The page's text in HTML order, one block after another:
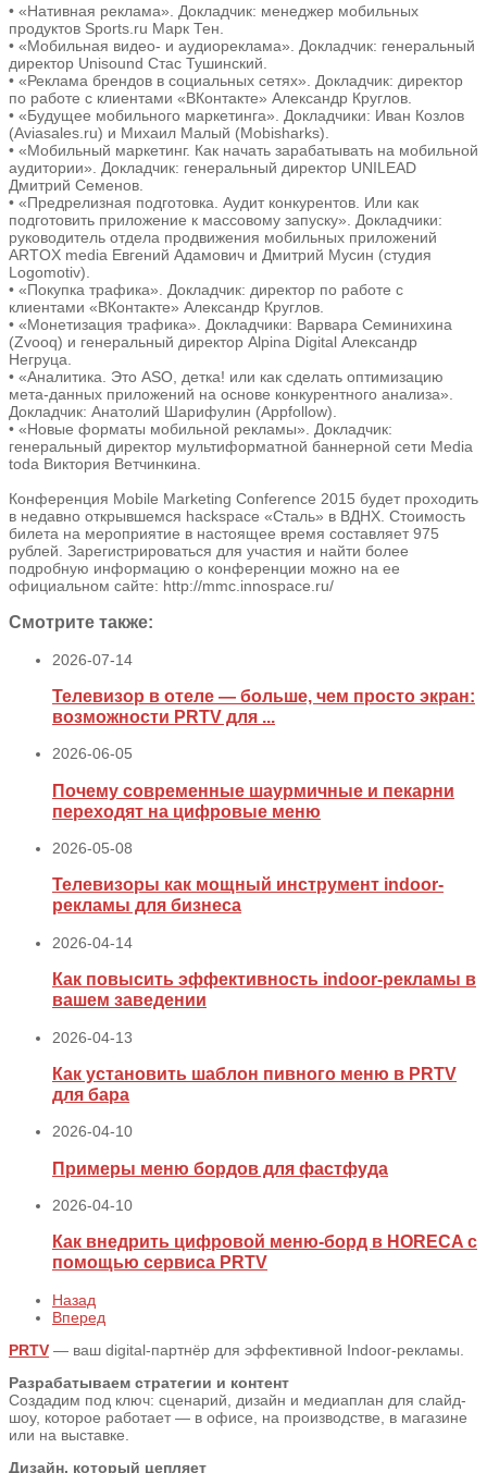
• «Нативная реклама». Докладчик: менеджер мобильных
продуктов Sports.ru Марк Тен.
• «Мобильная видео- и аудиореклама». Докладчик: генеральный
директор Unisound Стас Тушинский.
• «Реклама брендов в социальных сетях». Докладчик: директор
по работе с клиентами «ВКонтакте» Александр Круглов.
• «Будущее мобильного маркетинга». Докладчики: Иван Козлов
(Aviasales.ru) и Михаил Малый (Mobisharks).
• «Мобильный маркетинг. Как начать зарабатывать на мобильной
аудитории». Докладчик: генеральный директор UNILEAD
Дмитрий Семенов.
• «Предрелизная подготовка. Аудит конкурентов. Или как
подготовить приложение к массовому запуску». Докладчики:
руководитель отдела продвижения мобильных приложений
ARTOX media Евгений Адамович и Дмитрий Мусин (студия
Logomotiv).
• «Покупка трафика». Докладчик: директор по работе с
клиентами «ВКонтакте» Александр Круглов.
• «Монетизация трафика». Докладчики: Варвара Семинихина
(Zvooq) и генеральный директор Alpina Digital Александр
Негруца.
• «Аналитика. Это ASO, детка! или как сделать оптимизацию
мета-данных приложений на основе конкурентного анализа».
Докладчик: Анатолий Шарифулин (Appfollow).
• «Новые форматы мобильной рекламы». Докладчик:
генеральный директор мультиформатной баннерной сети Media
toda Виктория Ветчинкина.
Конференция Mobile Marketing Conference 2015 будет проходить
в недавно открывшемся hackspace «Сталь» в ВДНХ. Стоимость
билета на мероприятие в настоящее время составляет 975
рублей. Зарегистрироваться для участия и найти более
подробную информацию о конференции можно на ее
официальном сайте: http://mmc.innospace.ru/
Смотрите также:
2026-07-14
Телевизор в отеле — больше, чем просто экран:
возможности PRTV для ...
2026-06-05
Почему современные шаурмичные и пекарни
переходят на цифровые меню
2026-05-08
Телевизоры как мощный инструмент indoor-
рекламы для бизнеса
2026-04-14
Как повысить эффективность indoor-рекламы в
вашем заведении
2026-04-13
Как установить шаблон пивного меню в PRTV
для бара
2026-04-10
Примеры меню бордов для фастфуда
2026-04-10
Как внедрить цифровой меню‑борд в HORECA с
помощью сервиса PRTV
Назад
Вперед
PRTV — ваш digital-партнёр для эффективной Indoor-рекламы.
Разрабатываем стратегии и контент
Создадим под ключ: сценарий, дизайн и медиаплан для слайд-
шоу, которое работает — в офисе, на производстве, в магазине
или на выставке.
Дизайн, который цепляет